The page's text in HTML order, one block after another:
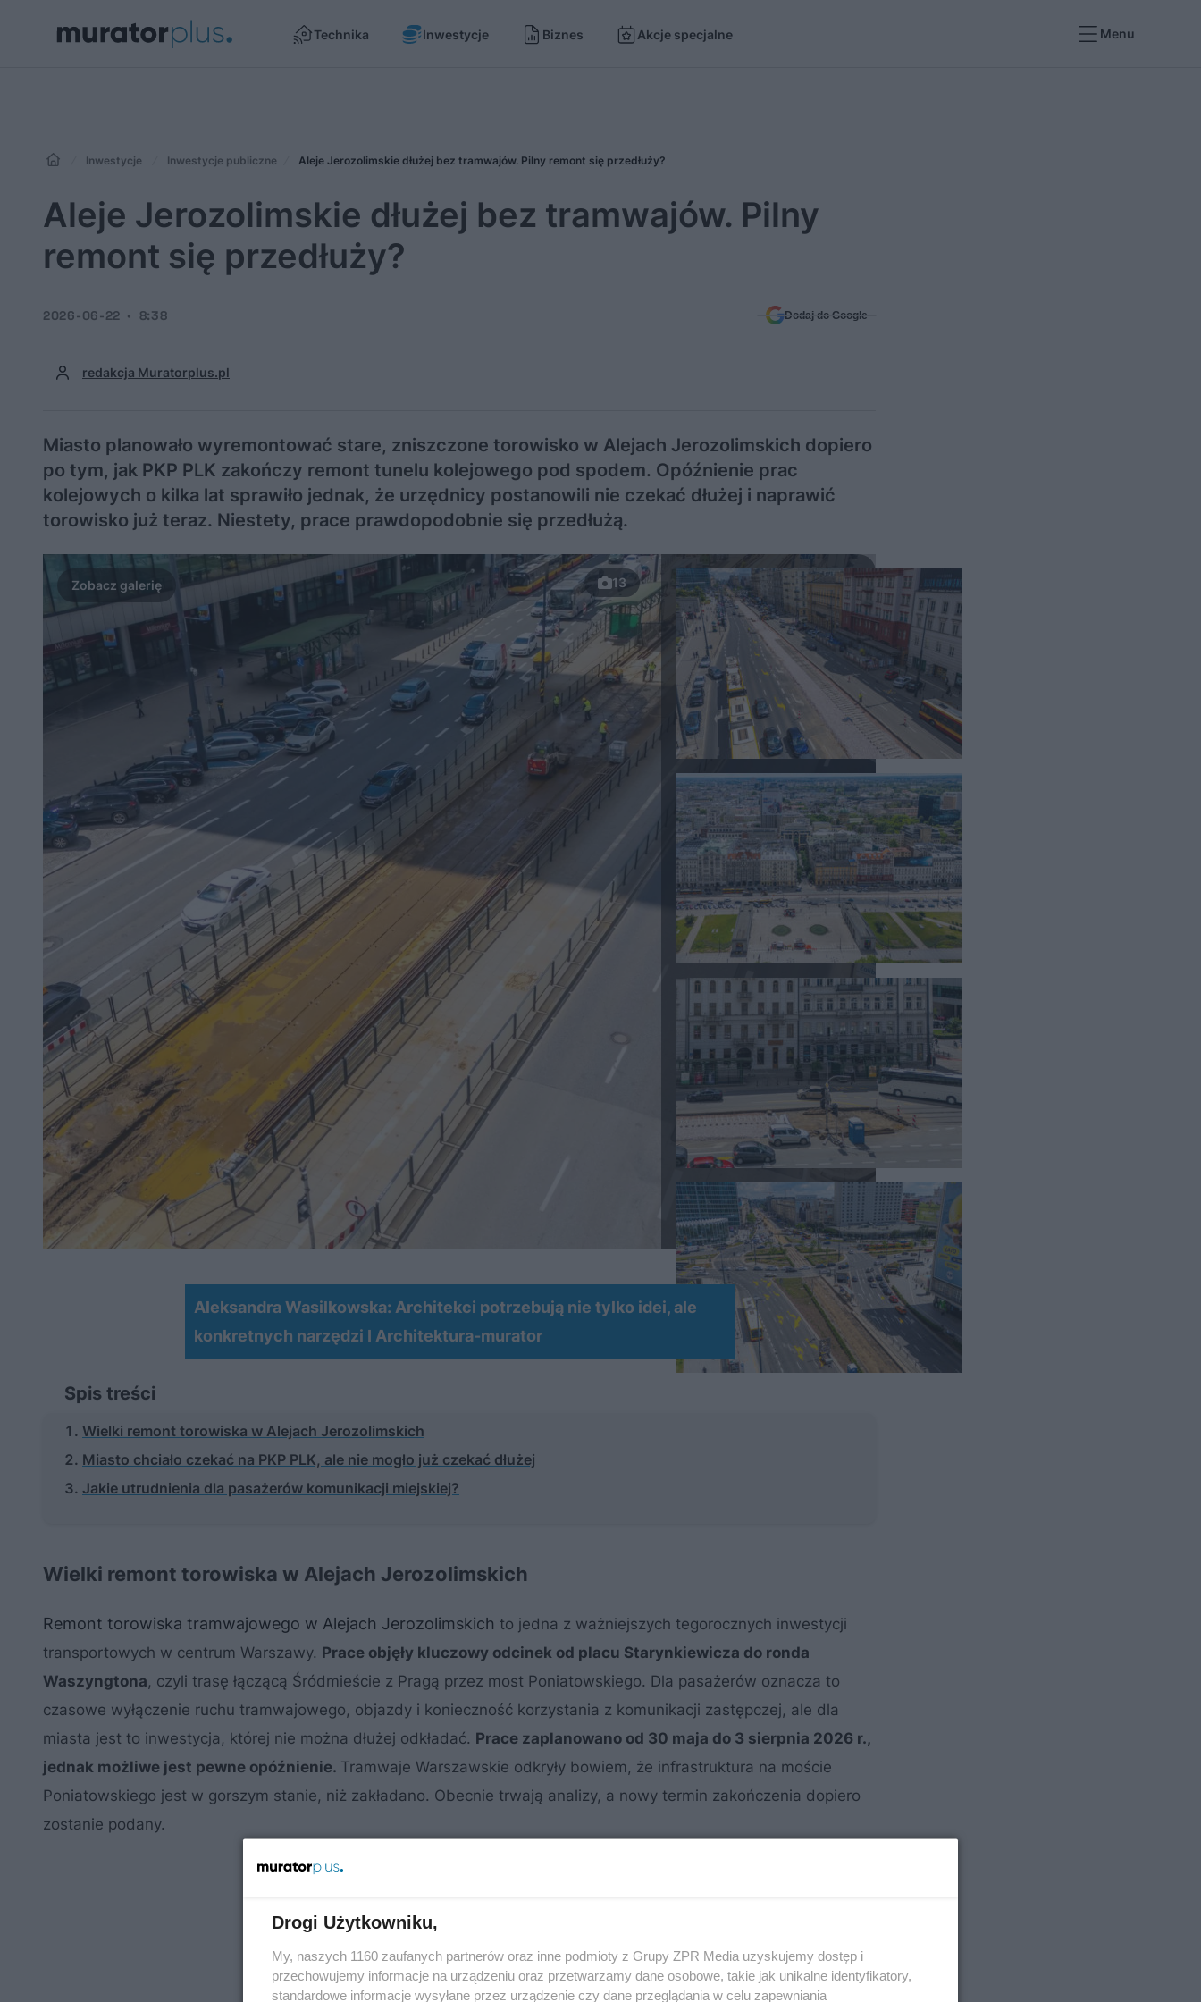
Technika Inwestycje Biznes Akcje specjalne Menu
Inwestycje Inwestycje publiczne Aleje Jerozolimskie dłużej bez tramwajów. Pilny remont się przedłuży?
Aleje Jerozolimskie dłużej bez tramwajów. Pilny
remont się przedłuży?
redakcja Muratorplus.pl
2026-06-22 8:38 Dodaj do Google
Miasto planowało wyremontować stare, zniszczone torowisko w Alejach Jerozolimskich dopiero
po tym, jak PKP PLK zakończy remont tunelu kolejowego pod spodem. Opóźnienie prac
kolejowych o kilka lat sprawiło jednak, że urzędnicy postanowili nie czekać dłużej i naprawić
torowisko już teraz. Niestety, prace prawdopodobnie się przedłużą.
13
Aleksandra Wasilkowska: Architekci potrzebują nie tylko idei, ale
konkretnych narzędzi I Architektura-murator
Spis treści
Wielki remont torowiska w Alejach Jerozolimskich
Miasto chciało czekać na PKP PLK, ale nie mogło już czekać dłużej
Jakie utrudnienia dla pasażerów komunikacji miejskiej?
Wielki remont torowiska w Alejach Jerozolimskich
Remont torowiska tramwajowego w Alejach Jerozolimskich to jedna z ważniejszych tegorocznych inwestycji
transportowych w centrum Warszawy. Prace objęły kluczowy odcinek od placu Starynkiewicza do ronda
Waszyngtona, czyli trasę łączącą Śródmieście z Pragą przez most Poniatowskiego. Dla pasażerów oznacza to
czasowe wyłączenie ruchu tramwajowego, objazdy i konieczność korzystania z komunikacji zastępczej, ale dla
miasta jest to inwestycja, której nie można dłużej odkładać. Prace zaplanowano od 30 maja do 3 sierpnia 2026 r.,
jednak możliwe jest pewne opóźnienie. Tramwaje Warszawskie odkryły bowiem, że infrastruktura na moście
Poniatowskiego jest w gorszym stanie, niż zakładano. Obecnie trwają analizy, a nowy termin zakończenia dopiero
zostanie podany.
Drogi Użytkowniku,
My, naszych 1160 zaufanych partnerów oraz inne podmioty z Grupy ZPR Media uzyskujemy dostęp i
przechowujemy informacje na urządzeniu oraz przetwarzamy dane osobowe, takie jak unikalne identyfikatory,
standardowe informacje wysyłane przez urządzenie czy dane przeglądania w celu zapewniania